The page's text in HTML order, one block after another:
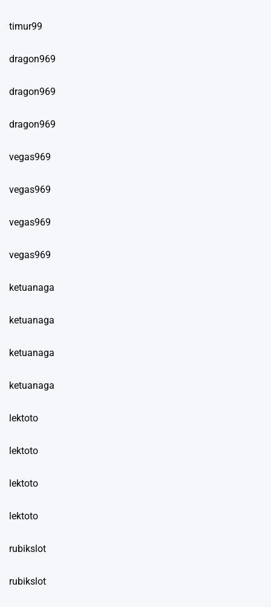
timur99
dragon969
dragon969
dragon969
vegas969
vegas969
vegas969
vegas969
ketuanaga
ketuanaga
ketuanaga
ketuanaga
lektoto
lektoto
lektoto
lektoto
rubikslot
rubikslot